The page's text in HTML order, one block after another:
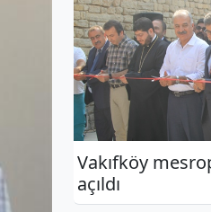
Vakıfköy
açıldı